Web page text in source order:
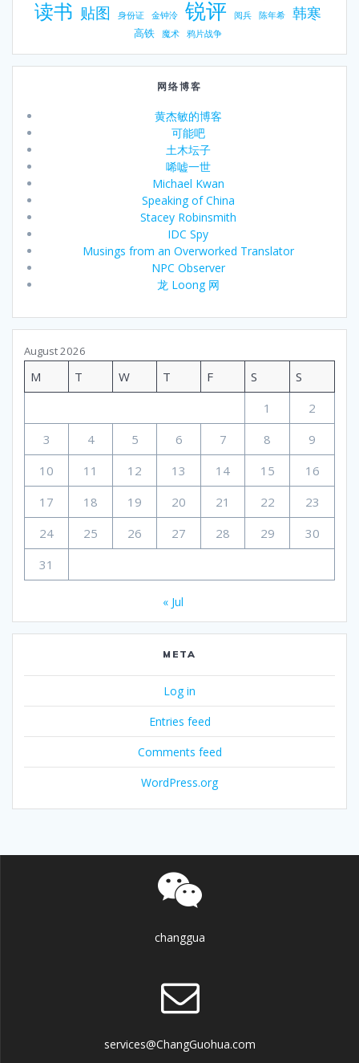
读书 贴图 身份证 金钟泠 锐评 阅兵 陈年希 韩寒
高铁 魔术 鸦片战争
网络博客
黄杰敏的博客
可能吧
土木坛子
唏嘘一世
Michael Kwan
Speaking of China
Stacey Robinsmith
IDC Spy
Musings from an Overworked Translator
NPC Observer
龙 Loong 网
August 2026
M T W T F S
S
1
2
3
4 5 6 7 8
9
10
11 12 13 14 15
16
17
18 19 20 21 22
23
24
25 26 27 28 29
30
31
« Jul
META
Log in
Entries feed
Comments feed
WordPress.org
changgua
services@ChangGuohua.com